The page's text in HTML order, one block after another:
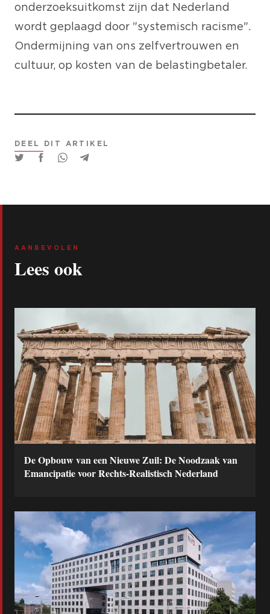
onderzoeksuitkomst zijn dat Nederland
wordt geplaagd door "systemisch racisme".
Ondermijning van ons zelfvertrouwen en
cultuur, op kosten van de belastingbetaler.
DEEL DIT ARTIKEL
AANBEVOLEN
Lees ook
De Opbouw van een Nieuwe Zuil: De Noodzaak van
Emancipatie voor Rechts-Realistisch Nederland